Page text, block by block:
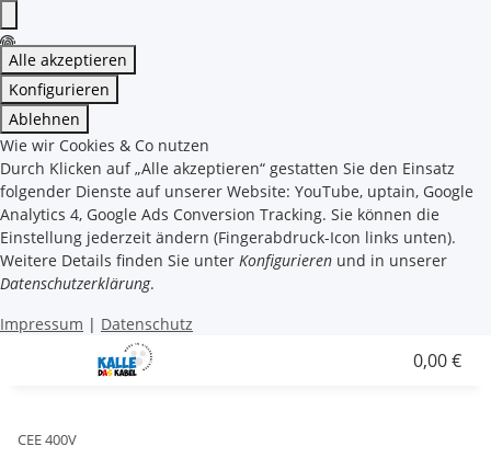
Alle akzeptieren
Konfigurieren
Ablehnen
Wie wir Cookies & Co nutzen
Durch Klicken auf „Alle akzeptieren“ gestatten Sie den Einsatz
folgender Dienste auf unserer Website: YouTube, uptain, Google
Analytics 4, Google Ads Conversion Tracking. Sie können die
Einstellung jederzeit ändern (Fingerabdruck-Icon links unten).
Weitere Details finden Sie unter Konfigurieren und in unserer
Datenschutzerklärung.
Impressum | Datenschutz
0,00 €
CEE 400V